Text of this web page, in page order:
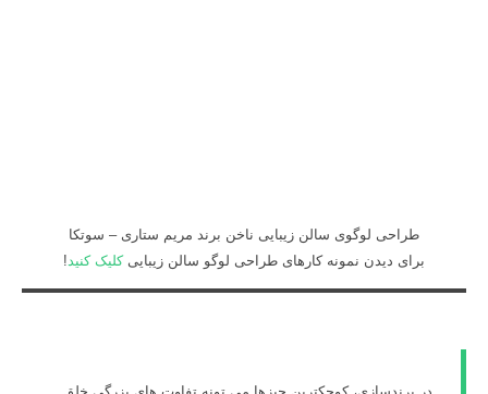
طراحی لوگوی سالن زیبایی ناخن برند مریم ستاری – سوتکا
برای دیدن نمونه کارهای طراحی لوگو سالن زیباییکلیک کنید !
در برندسازی، کوچکترین چیزها می تونه تفاوت های بزرگی خلق